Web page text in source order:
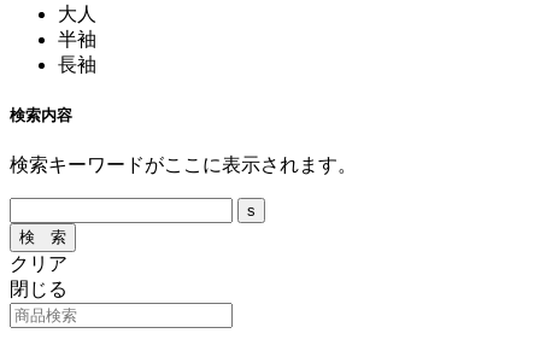
大人
半袖
長袖
検索内容
検索キーワードがここに表示されます。
クリア
閉じる